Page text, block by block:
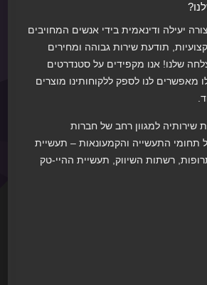
יעילה ודינאמית בידי אנשים המחויבים
תודעת שירות גבוהה ומחירים
שלנו! אנו מקפידים על סטנדרטים
מאפשרים לנו לספק ללקוחותינו מוצרים
למגוון רחב של חברות
תחומי התעשייה והקמעונאות – תעשיית
רשתות השיווק, תעשיית ההיי-טק